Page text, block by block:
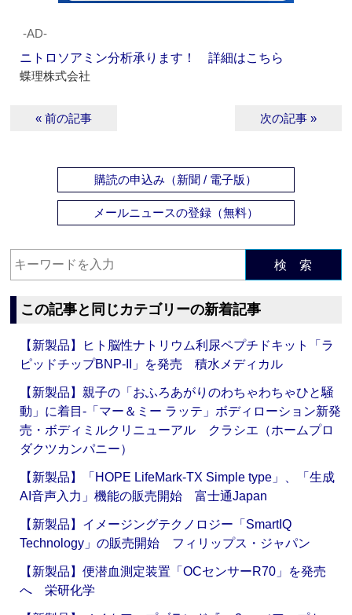
‐AD‐
ニトロソアミン分析承ります！ 詳細はこちら
蝶理株式会社
« 前の記事 次の記事 »
購読の申込み（新聞 / 電子版）
メールニュースの登録（無料）
検 索
この記事と同じカテゴリーの新着記事
【新製品】ヒト脳性ナトリウム利尿ペプチドキット「ラ
ピッドチップBNP-II」を発売 積水メディカル
【新製品】親子の「おふろあがりのわちゃわちゃひと騒
動」に着目‐「マー＆ミー ラッテ」ボディローション新発
売・ボディミルクリニューアル クラシエ（ホームプロ
ダクツカンパニー）
【新製品】「HOPE LifeMark-TX Simple type」、「生成
AI音声入力」機能の販売開始 富士通Japan
【新製品】イメージングテクノロジー「SmartIQ
Technology」の販売開始 フィリップス・ジャパン
【新製品】便潜血測定装置「OCセンサーR70」を発売
へ 栄研化学